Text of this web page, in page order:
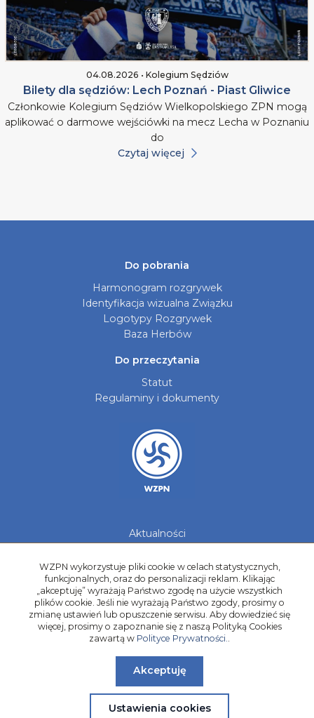
04.08.2026 • Kolegium Sędziów
Bilety dla sędziów: Lech Poznań - Piast Gliwice
Członkowie Kolegium Sędziów Wielkopolskiego ZPN mogą
aplikować o darmowe wejściówki na mecz Lecha w Poznaniu
do
Czytaj więcej
Do pobrania
Harmonogram rozgrywek
Identyfikacja wizualna Związku
Logotypy Rozgrywek
Baza Herbów
Do przeczytania
Statut
Regulaminy i dokumenty
Aktualności
Kontakt
Kadry Regionów
Program Grantowy
Dziewczyny do Piłki
WZPN wykorzystuje pliki cookie w celach statystycznych,
funkcjonalnych, oraz do personalizacji reklam. Klikając
„akceptuję” wyrażają Państwo zgodę na użycie wszystkich
plików cookie. Jeśli nie wyrażają Państwo zgody, prosimy o
zmianę ustawień lub opuszczenie serwisu. Aby dowiedzieć się
więcej, prosimy o zapoznanie się z naszą Polityką Cookies
zawartą w Polityce Prywatności..
Akceptuję
Ustawienia cookies